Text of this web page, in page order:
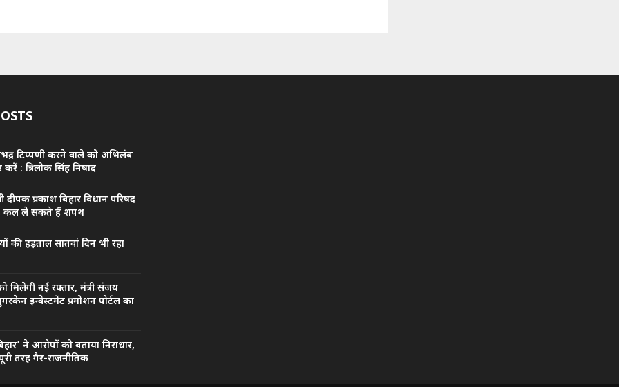
टिप्पणी करने वाले को अभिलंब
करें : त्रिलोक सिंह निषाद
दीपक प्रकाश बिहार विधान परिषद
कल ले सकते हैं शपथ
की हड़ताल सातवां दिन भी रहा
मिलेगी नई रफ्तार, मंत्री संजय
इन्वेस्टमेंट प्रमोशन पोर्टल का
ने आरोपों को बताया निराधार,
तरह गैर-राजनीतिक